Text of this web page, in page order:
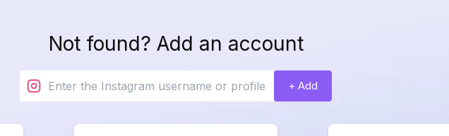
Not found? Add an account
+ Add